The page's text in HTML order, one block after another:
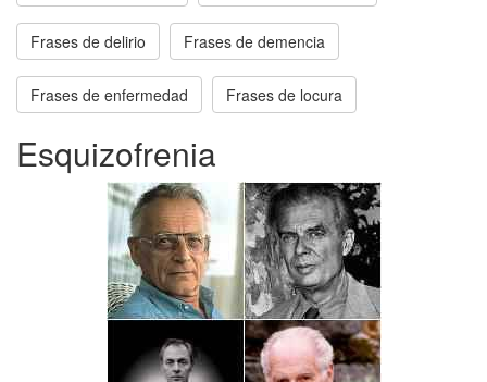
Frases de delirio Frases de demencia
Frases de enfermedad Frases de locura
Esquizofrenia